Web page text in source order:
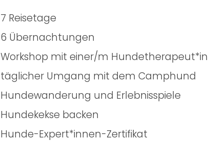
7 Reisetage
6 Übernachtungen
Workshop mit einer/m Hundetherapeut*in
täglicher Umgang mit dem Camphund
Hundewanderung und Erlebnisspiele
Hundekekse backen
Hunde-Expert*innen-Zertifikat